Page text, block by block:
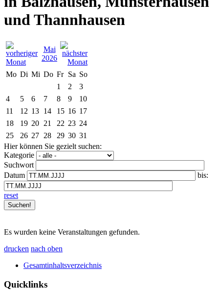
und Thannhausen
Mai
2026
Mo Di Mi Do Fr Sa So
1
2
3
4
5 6 7 8 9
10
11
12 13 14 15 16 17
18
19 20 21 22 23 24
25
26 27 28 29 30 31
Hier können Sie gezielt suchen:
Kategorie
Suchwort
Datum
bis:
reset
Es wurden keine Veranstaltungen gefunden.
drucken nach oben
Gesamtinhaltsverzeichnis
Quicklinks